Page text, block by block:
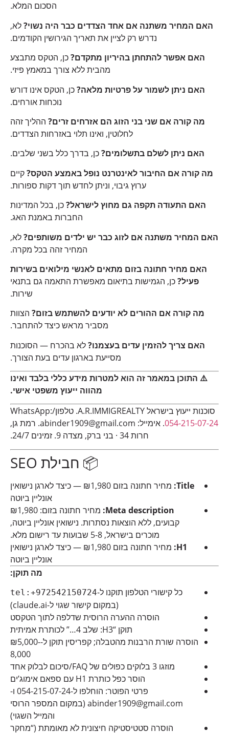
הסכום המלא.
האם המחיר משתנה אם אחד הצדדים כבר היה נשוי?לא,
נדרש רק לציין את תאריך הגירושין הקודמים.
האם אפשר להתחתן בהיריון מתקדם?כן, הטקס מתבצע
מהבית ללא צורך במאמץ פיזי.
האם ניתן לשמור על פרטיות מלאה?כן, הטקס אינו דורש
נוכחות אורחים.
מה קורה אם שני בני הזוג הם אזרחים זרים? ההליך זהה
לחלוטין, ואינו תלוי באזרחות הצדדים.
האם ניתן לשלם בתשלומים?כן, בדרך כלל בשני שלבים.
מה קורה אם החיבור לאינטרנט נופל באמצע הטקס?קיים
ערוץ גיבוי, וניתן לחדש תוך דקות ספורות.
האם התעודה תקפה גם מחוץ לישראל?כן, בכל המדינות
החברות באמנת האג.
האם המחיר משתנה אם לזוג כבר יש ילדים משותפים?לא,
המחיר זהה בכל מקרה.
האם מחיר חתונה בזום מתאים לאנשי מילואים בשירות
פעיל?כן, הגמישות בתיאום מאפשרת התאמה גם בתנאי
שירות.
מה קורה אם ההורים לא יודעים להשתמש בזום? הצוות
מסביר מראש כיצד להתחבר.
האם צריך להזמין עדים בעצמנו?לא בהכרח — הסוכנות
מסייעת בארגון עדים בעת הצורך.
⚠️ התוכן במאמר זה הוא למטרות מידע כללי בלבד ואינו
מהווה ייעוץ משפטי אישי.
סוכנות ייעוץ בישראל A.R.IMMIGREALTY. טלפון/WhatsApp:
054-215-07-24
. אימייל: abinder1909@gmail.com. רמת גן,
חרות 34 · בני ברק, מצדה 9. זמינים 24/7.
📦 חבילת SEO
Title:
מחיר חתונה בזום ₪1,980 — כיצד לארגן נישואין
אונליין ביוטה
Meta description:
מחיר חתונה בזום: ₪1,980
קבועים, ללא הוצאות נסתרות. נישואין אונליין ביוטה,
מוכרים בישראל, 5-8 שבועות עד רישום מלא.
H1:
מחיר חתונה בזום ₪1,980 — כיצד לארגן נישואין
אונליין ביוטה
מה תוקן:
כל קישורי הטלפון תוקנו ל-tel:+972542150724
(במקום קישור שגוי ל-claude.ai)
הוסרה ההערה הרוסית שדלפה לתוך הטקסט
תוקן “H3: שלב 4…” לכותרת אמיתית
הוסרה שורת הרבנות מהטבלה; קפריסין תוקן ל-₪5,000-
8,000
מוזגו 3 בלוקים כפולים של FAQ/סיכום לבלוק אחד
הוסר כפל כותרת H1 עם ספאם אימוג’ים
פרטי הפוטר: הוחלפו ל-054-215-07-24 ו-
abinder1909@gmail.com (במקום המספר הרוסי
והמייל השגוי)
הוסרה סטטיסטיקה חיצונית לא מאומתת (“מחקר